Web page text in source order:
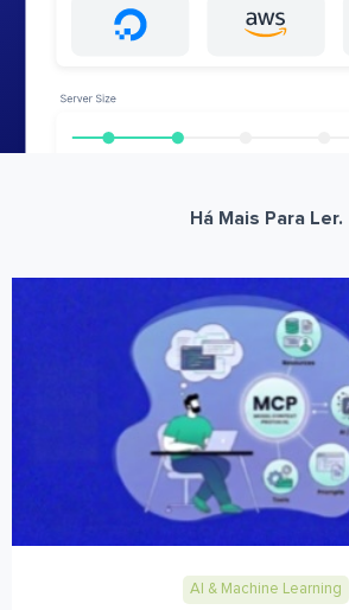
Há Mais Para Ler.
AI & Machine Learning